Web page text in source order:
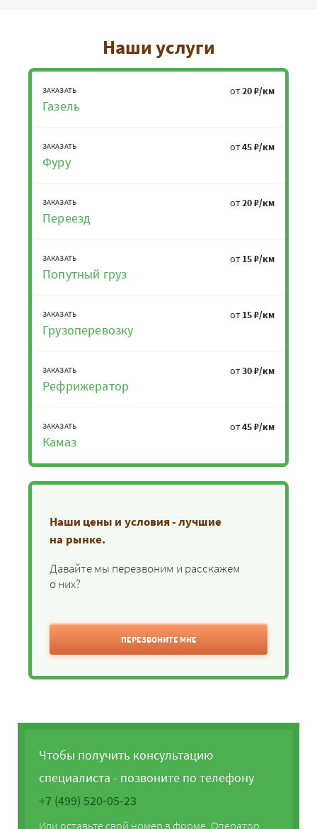
Наши услуги
ЗАКАЗАТЬ
Газель
от20 ₽/км
ЗАКАЗАТЬ
Фуру
от45 ₽/км
ЗАКАЗАТЬ
Переезд
от20 ₽/км
ЗАКАЗАТЬ
Попутный груз
от 15 ₽/км
ЗАКАЗАТЬ
Грузоперевозку
от 15 ₽/км
ЗАКАЗАТЬ
Рефрижератор
от30 ₽/км
ЗАКАЗАТЬ
Камаз
от45 ₽/км
Наши цены и условия - лучшие
на рынке.
Давайте мы перезвоним и расскажем
о них?
ПЕРЕЗВОНИТЕ МНЕ
Чтобы получить консультацию
специалиста - позвоните по телефону
+7 (499) 520-05-23
Или оставьте свой номер в форме. Оператор